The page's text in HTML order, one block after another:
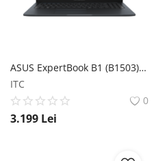
ASUS ExpertBook B1 (B1503) ASUS
ITC
0
3.199 Lei